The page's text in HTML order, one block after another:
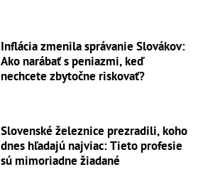
Inflácia zmenila správanie Slovákov:
Ako narábať s peniazmi, keď
nechcete zbytočne riskovať?
Slovenské železnice prezradili, koho
dnes hľadajú najviac: Tieto profesie
sú mimoriadne žiadané